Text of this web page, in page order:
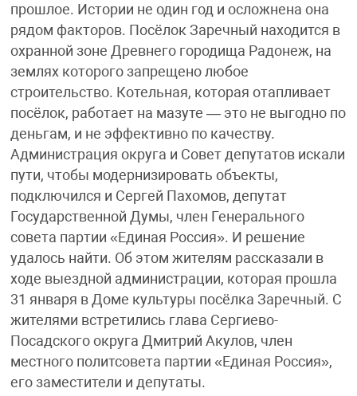
прошлое. Истории не один год и осложнена она
рядом факторов. Посёлок Заречный находится в
охранной зоне Древнего городища Радонеж, на
землях которого запрещено любое
строительство. Котельная, которая отапливает
посёлок, работает на мазуте — это не выгодно по
деньгам, и не эффективно по качеству.
Администрация округа и Совет депутатов искали
пути, чтобы модернизировать объекты,
подключился и Сергей Пахомов, депутат
Государственной Думы, член Генерального
совета партии «Единая Россия». И решение
удалось найти. Об этом жителям рассказали в
ходе выездной администрации, которая прошла
31 января в Доме культуры посёлка Заречный. С
жителями встретились глава Сергиево-
Посадского округа Дмитрий Акулов, член
местного политсовета партии «Единая Россия»,
его заместители и депутаты.